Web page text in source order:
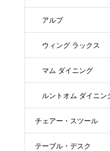
アルプ
ウィング ラックス
マム ダイニング
ルントオム ダイニン
チェアー・スツール
テーブル・デスク